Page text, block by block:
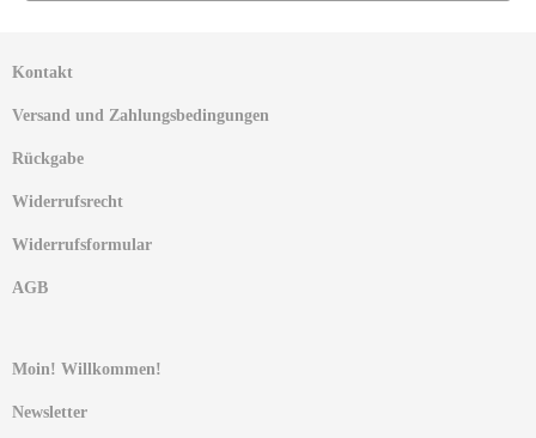
Kontakt
Versand und Zahlungsbedingungen
Rückgabe
Widerrufsrecht
Widerrufsformular
AGB
Moin! Willkommen!
Newsletter